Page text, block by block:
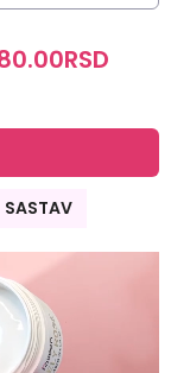
RSD
SASTAV